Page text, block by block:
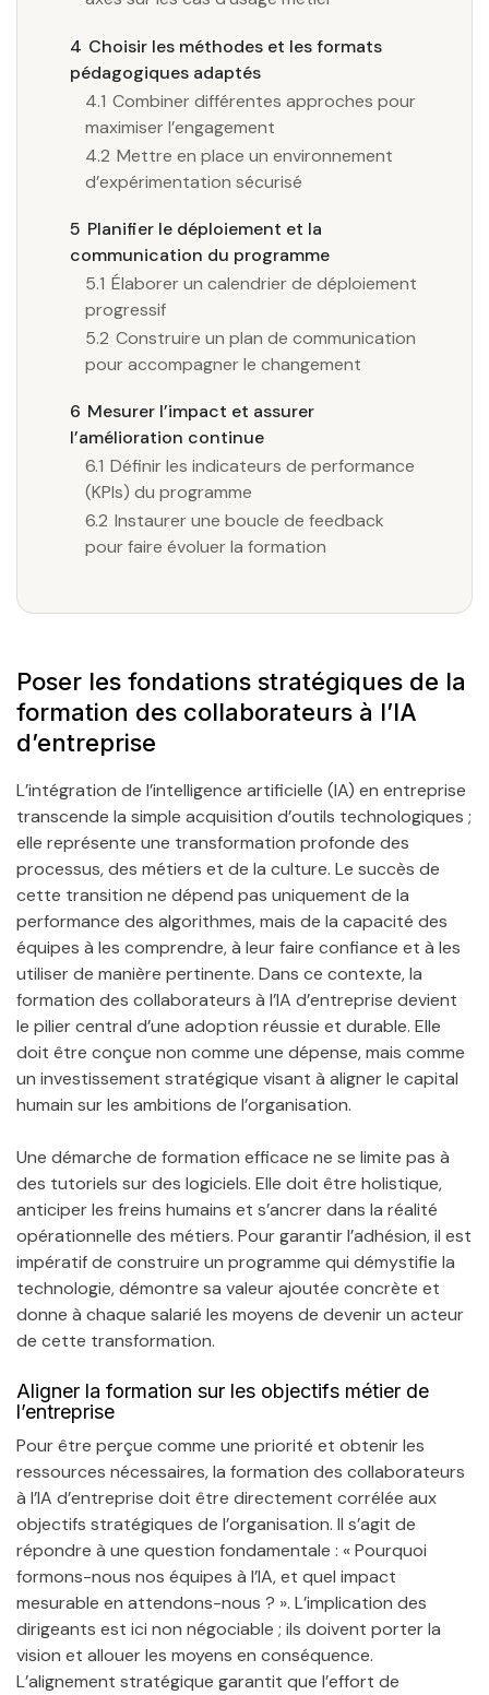
4 Choisir les méthodes et les formats
pédagogiques adaptés
4.1 Combiner différentes approches pour
maximiser l’engagement
4.2 Mettre en place un environnement
d’expérimentation sécurisé
5 Planifier le déploiement et la
communication du programme
5.1 Élaborer un calendrier de déploiement
progressif
5.2 Construire un plan de communication
pour accompagner le changement
6 Mesurer l’impact et assurer
l’amélioration continue
6.1 Définir les indicateurs de performance
(KPIs) du programme
6.2 Instaurer une boucle de feedback
pour faire évoluer la formation
Poser les fondations stratégiques de la
formation des collaborateurs à l’IA
d’entreprise
L’intégration de l’intelligence artificielle (IA) en entreprise
transcende la simple acquisition d’outils technologiques ;
elle représente une transformation profonde des
processus, des métiers et de la culture. Le succès de
cette transition ne dépend pas uniquement de la
performance des algorithmes, mais de la capacité des
équipes à les comprendre, à leur faire confiance et à les
utiliser de manière pertinente. Dans ce contexte, la
formation des collaborateurs à l’IA d’entreprise devient
le pilier central d’une adoption réussie et durable. Elle
doit être conçue non comme une dépense, mais comme
un investissement stratégique visant à aligner le capital
humain sur les ambitions de l’organisation.
Une démarche de formation efficace ne se limite pas à
des tutoriels sur des logiciels. Elle doit être holistique,
anticiper les freins humains et s’ancrer dans la réalité
opérationnelle des métiers. Pour garantir l’adhésion, il est
impératif de construire un programme qui démystifie la
technologie, démontre sa valeur ajoutée concrète et
donne à chaque salarié les moyens de devenir un acteur
de cette transformation.
Aligner la formation sur les objectifs métier de
l’entreprise
Pour être perçue comme une priorité et obtenir les
ressources nécessaires, la formation des collaborateurs
à l’IA d’entreprise doit être directement corrélée aux
objectifs stratégiques de l’organisation. Il s’agit de
répondre à une question fondamentale : « Pourquoi
formons-nous nos équipes à l’IA, et quel impact
mesurable en attendons-nous ? ». L’implication des
dirigeants est ici non négociable ; ils doivent porter la
vision et allouer les moyens en conséquence.
L’alignement stratégique garantit que l’effort de